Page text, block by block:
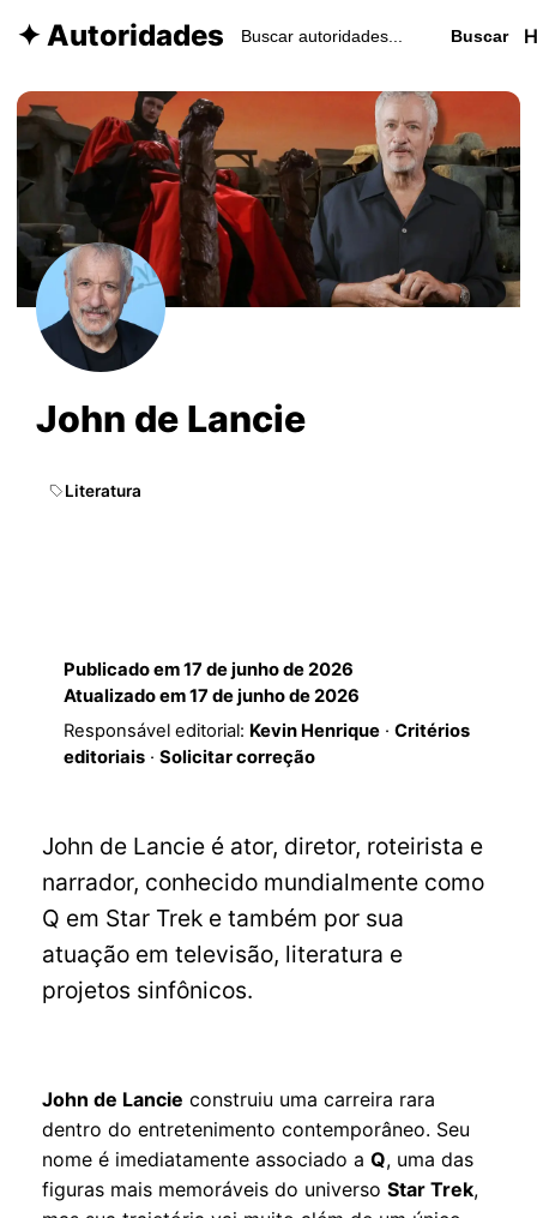
✦ Autoridades Buscar
John de Lancie
Literatura
Publicado em17 de junho de 2026
Atualizado em17 de junho de 2026
Responsável editorial: Kevin Henrique· Critérios
editoriais· Solicitar correção
John de Lancie é ator, diretor, roteirista e
narrador, conhecido mundialmente como
Q em Star Trek e também por sua
atuação em televisão, literatura e
projetos sinfônicos.
John de Lancie construiu uma carreira rara
dentro do entretenimento contemporâneo. Seu
nome é imediatamente associado aQ, uma das
figuras mais memoráveis do universoStar Trek,